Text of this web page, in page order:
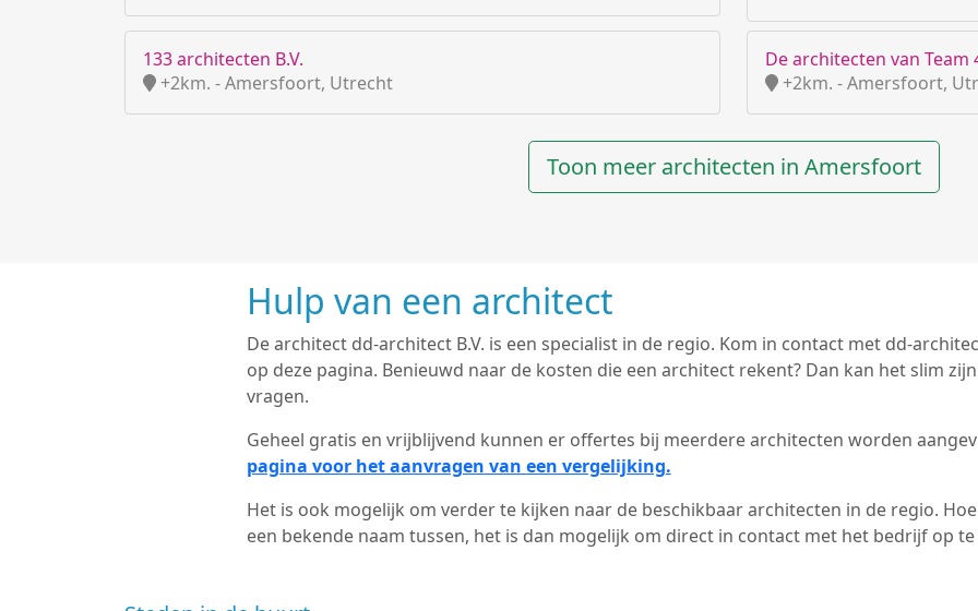
133 architecten B.V.
+2km. - Amersfoort, Utrecht
De architecten van Team
+2km. - Amersfoort,
Toon meer architecten in Amersfoort
Hulp van een architect
De architect dd-architect B.V. is een specialist in de regio. Kom in contact met dd-
op deze pagina. Benieuwd naar de kosten die een architect rekent? Dan kan het slim
vragen.
Geheel gratis en vrijblijvend kunnen er offertes bij meerdere architecten worden
pagina voor het aanvragen van een vergelijking.
Het is ook mogelijk om verder te kijken naar de beschikbaar architecten in de regio.
een bekende naam tussen, het is dan mogelijk om direct in contact met het bedrijf op